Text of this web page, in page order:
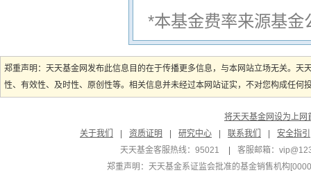
*本基金费率来源基
郑重声明：天天基金网发布此信息目的在于传播更多信息，与本网站立场无关。
性、有效性、及时性、原创性等。相关信息并未经过本网站证实，不对您构成任
将天天基金网设为上网
关于我们
资质证明 研究中心 联系我们
安全指引
天天基金客服热线：95021
客服邮箱：
郑重声明： 天天基金系证监会批准的基金销售机构